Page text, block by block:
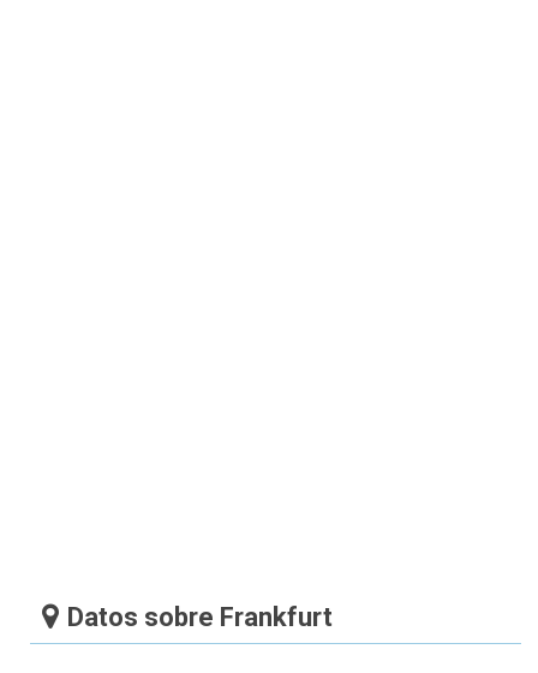
Datos sobre Frankfurt